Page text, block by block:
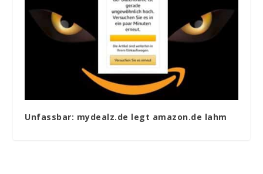
Unfassbar: mydealz.de legt amazon.de lahm